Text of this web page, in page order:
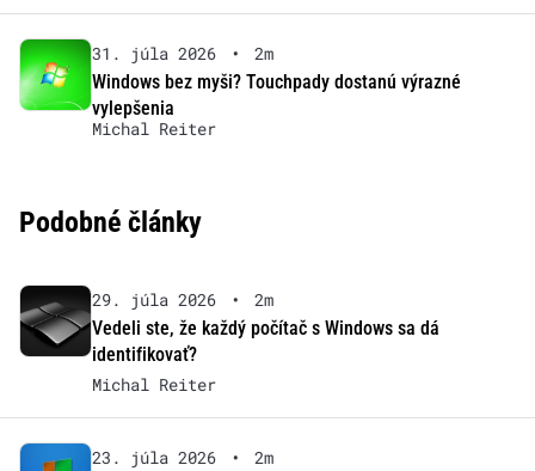
31. júla 2026 •
2m
Windows bez myši? Touchpady dostanú výrazné
vylepšenia
Michal Reiter
Podobné články
29. júla 2026 •
2m
Vedeli ste, že každý počítač s Windows sa dá
identifikovať?
Michal Reiter
23. júla 2026 •
2m